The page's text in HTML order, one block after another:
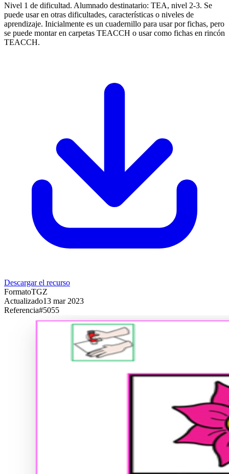
Nivel 1 de dificultad. Alumnado destinatario: TEA, nivel 2-3. Se
puede usar en otras dificultades, características o niveles de
aprendizaje. Inicialmente es un cuadernillo para usar por fichas, pero
se puede montar en carpetas TEACCH o usar como fichas en rincón
TEACCH.
Descargar el recurso
FormatoTGZ
Actualizado13 mar 2023
Referencia#5055